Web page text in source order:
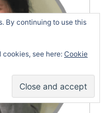
By continuing to use this
see here: Cookie